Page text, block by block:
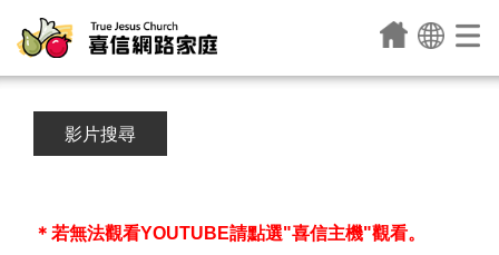
影片搜尋
＊若無法觀看YOUTUBE請點選"喜信主機"觀看。